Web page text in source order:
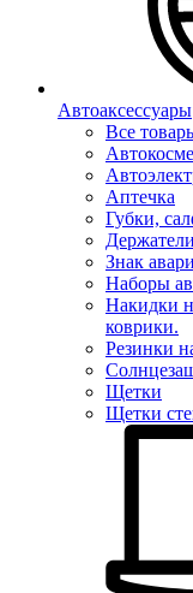
Автоаксессуары
Все
Аптечка
Губки,
Знак
Наборы
Накидки
коврики.
Резинки
Щетки
Щетки